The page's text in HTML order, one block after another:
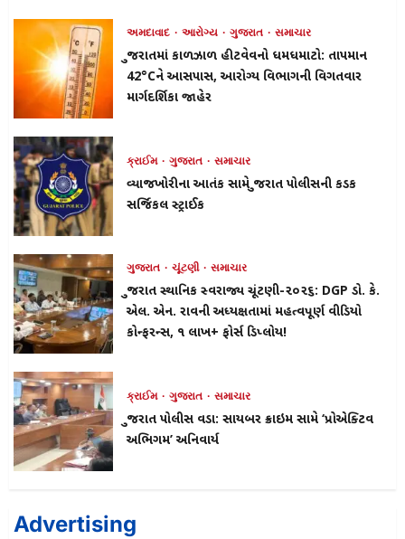
અમદાવાદ આરોગ્ય ગુજરાત સમાચાર
ગુજરાતમાં કાળઝાળ હીટવેવનો ધમધમાટો: તાપમાન
42°Cને આસપાસ, આરોગ્ય વિભાગની વિગતવાર
માર્ગદર્શિકા જાહેર
ક્રાઈમ ગુજરાત સમાચાર
વ્યાજખોરીના આતંક સામે ગુજરાત પોલીસની કડક
સર્જિકલ સ્ટ્રાઈક
ગુજરાત ચૂંટણી સમાચાર
ગુજરાત સ્થાનિક સ્વરાજ્ય ચૂંટણી-૨૦૨૬: DGP ડો. કે.
એલ. એન. રાવની અધ્યક્ષતામાં મહત્વપૂર્ણ વીડિયો
કોન્ફરન્સ, ૧ લાખ+ ફોર્સ ડિપ્લોય!
ક્રાઈમ ગુજરાત સમાચાર
ગુજરાત પોલીસ વડા: સાયબર ક્રાઇમ સામે ‘પ્રોએક્ટિવ
અભિગમ’ અનિવાર્ય
Advertising